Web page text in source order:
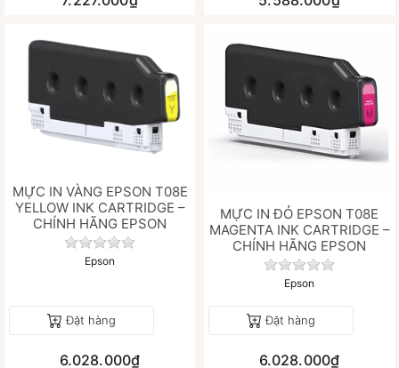
MỰC IN VÀNG EPSON T08E
YELLOW INK CARTRIDGE –
CHÍNH HÃNG EPSON
Chưa có đánh giá nào cho sản phẩm này.
Epson
Đặt hàng
6.028.000₫
MỰC IN ĐỎ EPSON T08E
MAGENTA INK CARTRIDGE –
CHÍNH HÃNG EPSON
Chưa có đánh
Epson
Đặt hàng
6.028.000₫